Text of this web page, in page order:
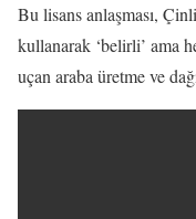
Bu lisans anlaşması,
kullanarak ‘belirli’ ama
uçan araba üretme ve